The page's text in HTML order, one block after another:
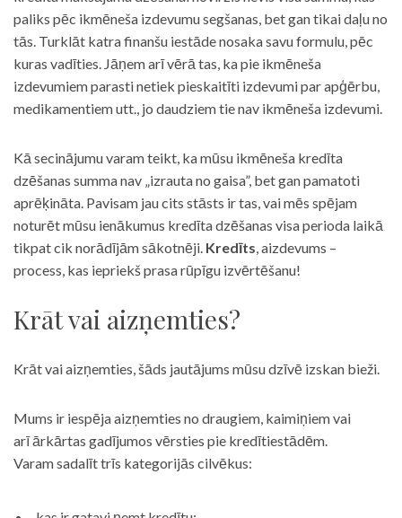
paliks pēc ikmēneša izdevumu segšanas, bet gan tikai daļu no
tās. Turklāt katra finanšu iestāde nosaka savu formulu, pēc
kuras vadīties. Jāņem arī vērā tas, ka pie ikmēneša
izdevumiem parasti netiek pieskaitīti izdevumi par apģērbu,
medikamentiem utt., jo daudziem tie nav ikmēneša izdevumi.
Kā secinājumu varam teikt, ka mūsu ikmēneša kredīta
dzēšanas summa nav „izrauta no gaisa”, bet gan pamatoti
aprēķināta. Pavisam jau cits stāsts ir tas, vai mēs spējam
noturēt mūsu ienākumus kredīta dzēšanas visa perioda laikā
tikpat cik norādījām sākotnēji. Kredīts, aizdevums –
process, kas iepriekš prasa rūpīgu izvērtēšanu!
Krāt vai aizņemties?
Krāt vai aizņemties, šāds jautājums mūsu dzīvē izskan bieži.
Mums ir iespēja aizņemties no draugiem, kaimiņiem vai
arī ārkārtas gadījumos vērsties pie kredītiestādēm.
Varam sadalīt trīs kategorijās cilvēkus: